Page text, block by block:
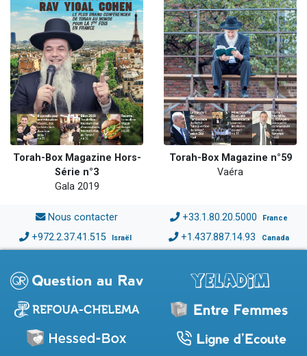
Torah-Box Magazine Hors-
Série n°3
Gala 2019
Torah-Box Magazine n°59
Vaéra
Nous contacter +33.1.80.20.5000 France
+972.2.37.41.515 Israël +1.437.887.14.93 Canada